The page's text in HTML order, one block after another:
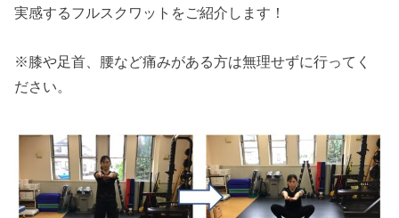
実感するフルスクワットをご紹介します！
※膝や足首、腰など痛みがある方は無理せずに行ってく
ださい。